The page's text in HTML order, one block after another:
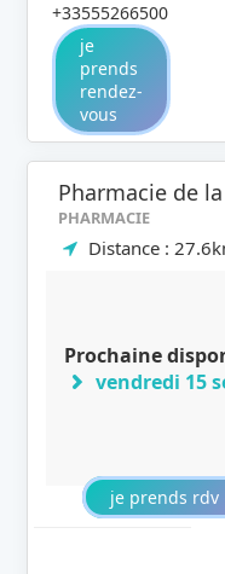
+33555266500
je
prends
rendez-
vous
Pharmacie de
PHARMACIE
Distance :
Prochaine
vendredi 15
je prends rdv